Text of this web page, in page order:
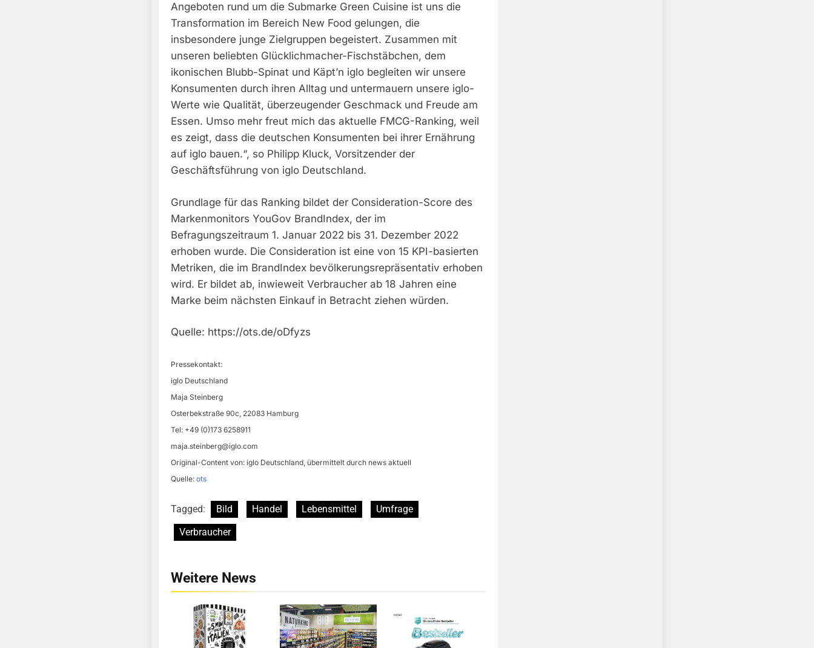
Angeboten rund um die Submarke Green Cuisine ist uns die
Transformation im Bereich New Food gelungen, die
insbesondere junge Zielgruppen begeistert. Zusammen mit
unseren beliebten Glücklichmacher-Fischstäbchen, dem
ikonischen Blubb-Spinat und Käpt’n iglo begleiten wir unsere
Konsumenten durch ihren Alltag und untermauern unsere iglo-
Werte wie Qualität, überzeugender Geschmack und Freude am
Essen. Umso mehr freut mich das aktuelle FMCG-Ranking, weil
es zeigt, dass die deutschen Konsumenten bei ihrer Ernährung
auf iglo bauen.“, so Philipp Kluck, Vorsitzender der
Geschäftsführung von iglo Deutschland.
Grundlage für das Ranking bildet der Consideration-Score des
Markenmonitors YouGov BrandIndex, der im
Befragungszeitraum 1. Januar 2022 bis 31. Dezember 2022
erhoben wurde. Die Consideration ist eine von 15 KPI-basierten
Metriken, die im BrandIndex bevölkerungsrepräsentativ erhoben
wird. Er bildet ab, inwieweit Verbraucher ab 18 Jahren eine
Marke beim nächsten Einkauf in Betracht ziehen würden.
Quelle: https://ots.de/oDfyzs
Pressekontakt:
iglo Deutschland
Maja Steinberg
Osterbekstraße 90c, 22083 Hamburg
Tel: +49 (0)173 6258911
maja.steinberg@iglo.com
Original-Content von: iglo Deutschland, übermittelt durch news aktuell
Quelle: ots
Tagged: Bild Handel Lebensmittel
Umfrage
Verbraucher
Weitere News